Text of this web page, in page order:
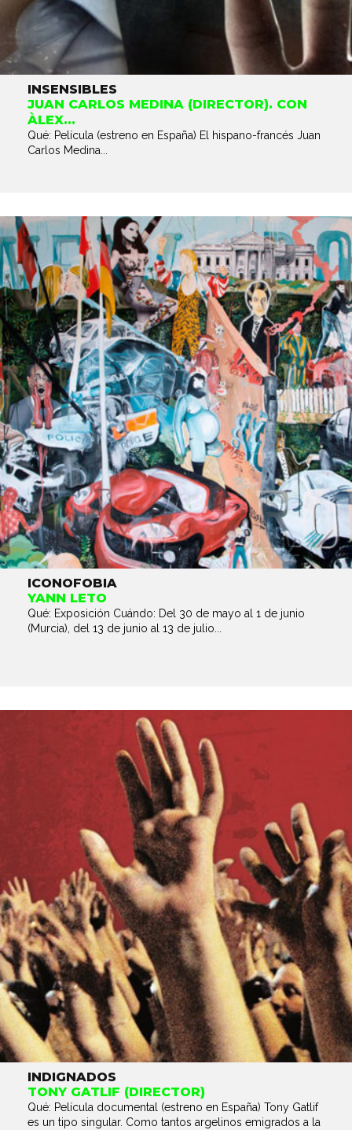
INSENSIBLES
JUAN CARLOS MEDINA (DIRECTOR). CON
ÀLEX...
Qué: Película (estreno en España) El hispano-francés Juan
Carlos Medina...
ICONOFOBIA
YANN LETO
Qué: Exposición Cuándo: Del 30 de mayo al 1 de junio
(Murcia), del 13 de junio al 13 de julio...
INDIGNADOS
TONY GATLIF (DIRECTOR)
Qué: Película documental (estreno en España) Tony Gatlif
es un tipo singular. Como tantos argelinos emigrados a la